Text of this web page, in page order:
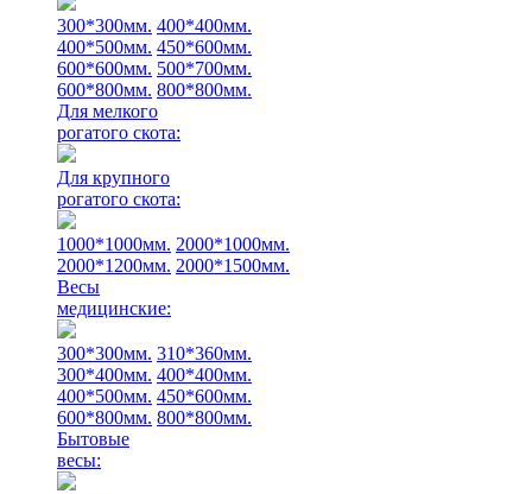
300*300мм. 400*400мм.
400*500мм. 450*600мм.
600*600мм. 500*700мм.
600*800мм. 800*800мм.
Для мелкого
рогатого скота:
Для крупного
рогатого скота:
1000*1000мм. 2000*1000мм.
2000*1200мм. 2000*1500мм.
Весы
медицинские:
300*300мм. 310*360мм.
300*400мм. 400*400мм.
400*500мм. 450*600мм.
600*800мм. 800*800мм.
Бытовые
весы: